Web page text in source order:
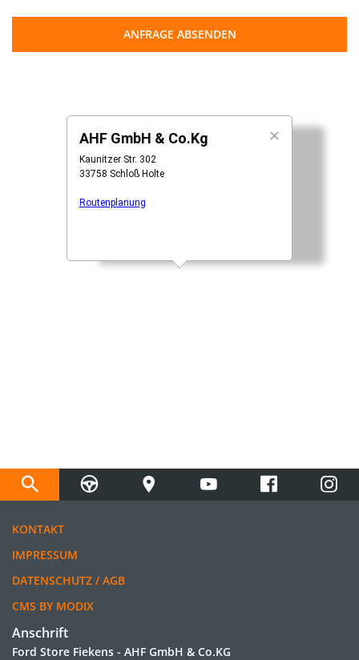
ANFRAGE ABSENDEN
KONTAKT
IMPRESSUM
DATENSCHUTZ / AGB
CMS BY MODIX
Anschrift
Ford Store Fiekens - AHF GmbH & Co.KG